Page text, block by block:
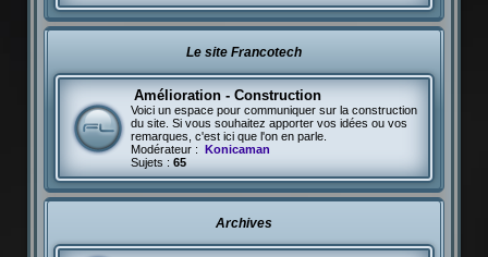
Le site Francotech
Amélioration - Construction
Voici un espace pour communiquer sur la construction
du site. Si vous souhaitez apporter vos idées ou vos
remarques, c'est ici que l'on en parle.
Modérateur :
Konicaman
Sujets : 65
Archives